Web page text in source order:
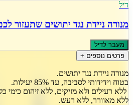
דיל
מנורה ניידת נגד יתושים שתעזור
מעבר לדיל
פרטים נוספים +
מנורה ניידת נגד יתושים.
בטוח וידידותי לסביבה, עד 85% יעילות.
ללא רעילים ולא מזיקים, ללא זיהום כימי
ללא מאוורר, ללא רעש.